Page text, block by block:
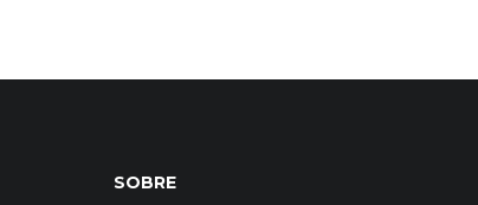
SOBRE